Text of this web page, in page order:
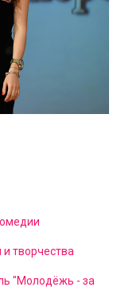
творчества
"Молодёжь - за